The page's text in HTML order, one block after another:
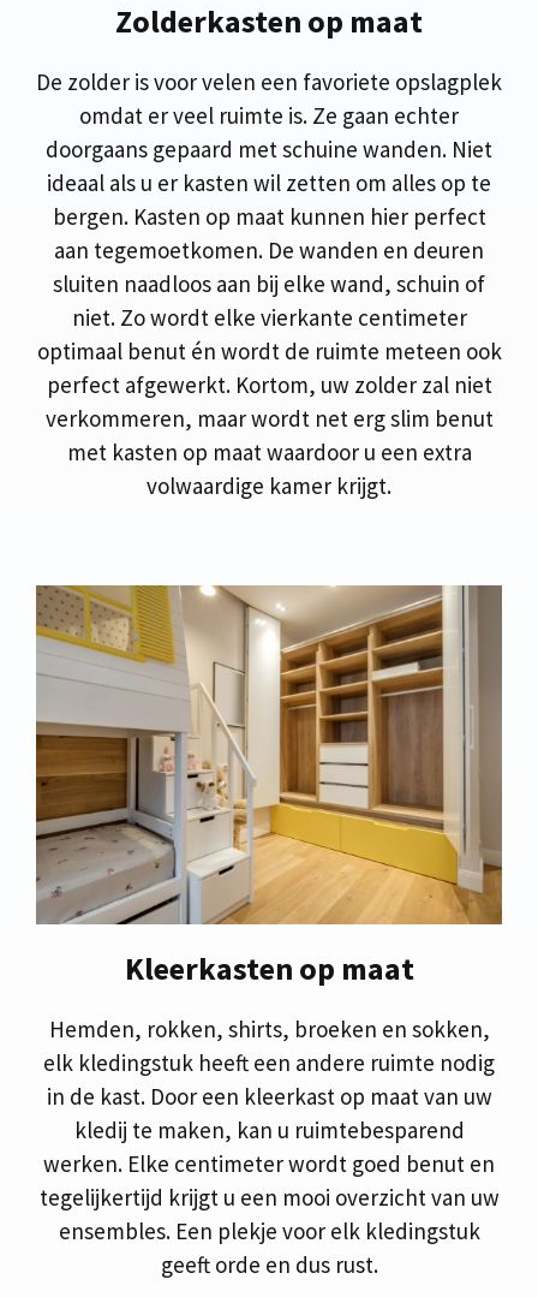
Zolderkasten op maat
De zolder is voor velen een favoriete opslagplek
omdat er veel ruimte is. Ze gaan echter
doorgaans gepaard met schuine wanden. Niet
ideaal als u er kasten wil zetten om alles op te
bergen. Kasten op maat kunnen hier perfect
aan tegemoetkomen. De wanden en deuren
sluiten naadloos aan bij elke wand, schuin of
niet. Zo wordt elke vierkante centimeter
optimaal benut én wordt de ruimte meteen ook
perfect afgewerkt. Kortom, uw zolder zal niet
verkommeren, maar wordt net erg slim benut
met kasten op maat waardoor u een extra
volwaardige kamer krijgt.
Kleerkasten op maat
Hemden, rokken, shirts, broeken en sokken,
elk kledingstuk heeft een andere ruimte nodig
in de kast. Door een kleerkast op maat van uw
kledij te maken, kan u ruimtebesparend
werken. Elke centimeter wordt goed benut en
tegelijkertijd krijgt u een mooi overzicht van uw
ensembles. Een plekje voor elk kledingstuk
geeft orde en dus rust.